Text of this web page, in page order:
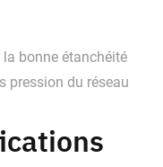
bonne étanchéité
pression du réseau